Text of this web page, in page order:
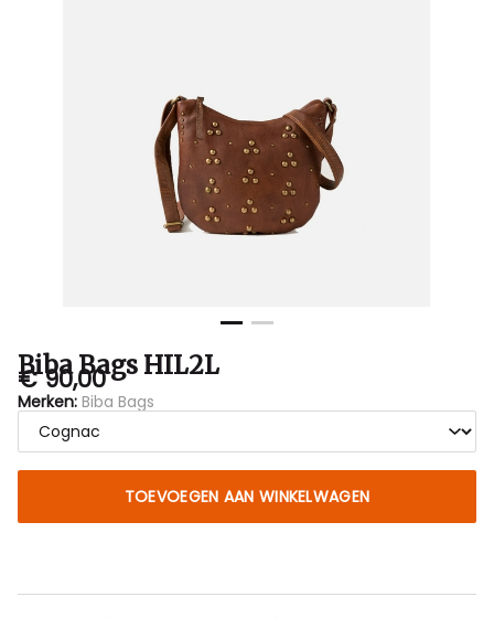
Biba Bags HIL2L
€ 90,00
Merken: Biba Bags
TOEVOEGEN AAN WINKELWAGEN